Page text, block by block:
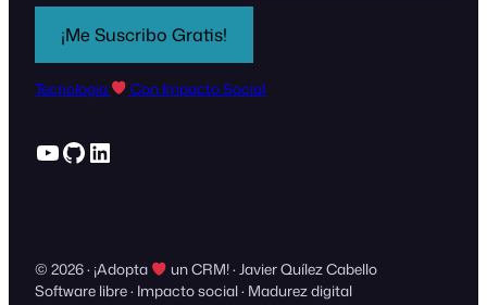
¡Me Suscribo Gratis!
Tecnología Con Impacto Social
YouTube GitHub LinkedIn
© 2026 · ¡Adopta
un CRM! · Javier Quílez Cabello
Software libre · Impacto social · Madurez digital